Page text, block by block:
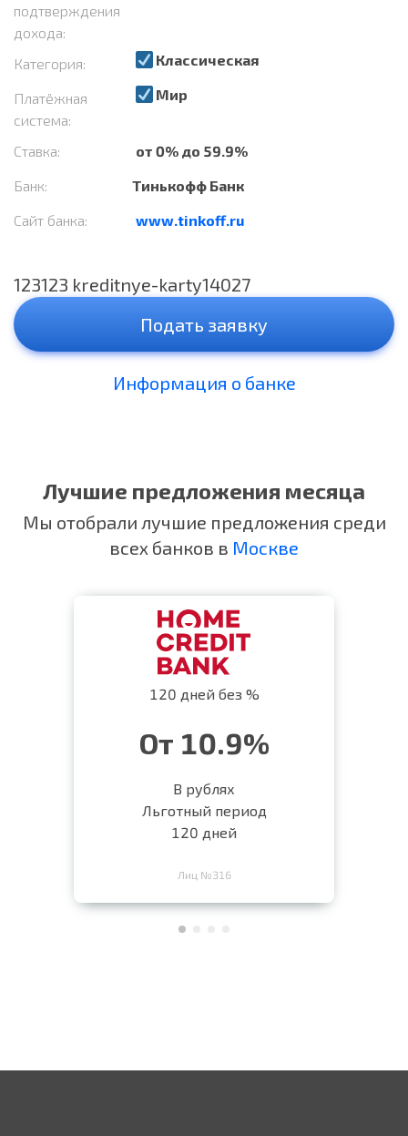
подтверждения
дохода:
Категория: Классическая
Платёжная
система:
Мир
Ставка:
от 0% до 59.9%
Банк:
Тинькофф Банк
Сайт банка:
www.tinkoff.ru
123123 kreditnye-karty14027
Подать заявку
Информация о банке
Лучшие предложения месяца
Мы отобрали лучшие предложения среди
всех банков в Москве
120 дней без %
От 10.9%
В рублях
Льготный период
120 дней
Лиц №316